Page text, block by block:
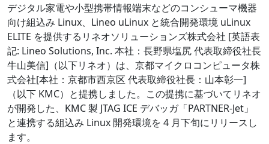
デジタル家電や小型携帯情報端末などのコンシューマ機器
向け組込み Linux、Lineo uLinux と統合開発環境 uLinux
ELITE を提供するリネオソリューションズ株式会社 [英語表
記: Lineo Solutions, Inc. 本社：長野県塩尻 代表取締役社長
牛山美信]（以下リネオ）は、京都マイクロコンピュータ株
式会社[本社：京都市西京区 代表取締役社長：山本彰一]
（以下 KMC）と提携しました。この提携に基づいてリネオ
が開発した、KMC 製 JTAG ICE デバッガ「PARTNER-Jet」
と連携する組込み Linux 開発環境を 4 月下旬にリリースし
ます。